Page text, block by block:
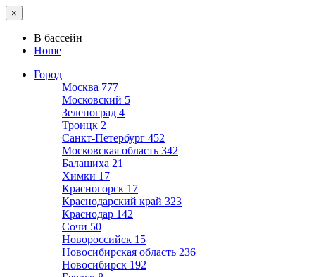
×
В бассейн
Home
Город
Москва 777
Московский 5
Зеленоград 4
Троицк 2
Санкт-Петербург 452
Московская область 342
Балашиха 21
Химки 17
Красногорск 17
Краснодарский край 323
Краснодар 142
Сочи 50
Новороссийск 15
Новосибирская область 236
Новосибирск 192